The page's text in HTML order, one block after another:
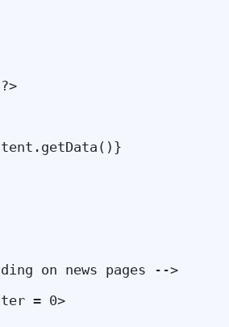
on news pages -->
= 0>